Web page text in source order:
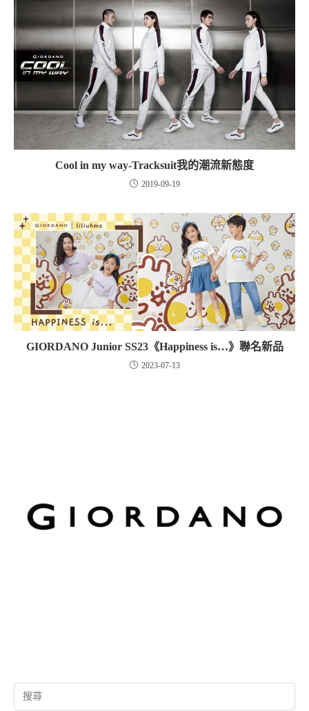
Cool in my way-Tracksuit我的潮流新態度
2019-09-19
GIORDANO Junior SS23《Happiness is…》聯名新品
2023-07-13